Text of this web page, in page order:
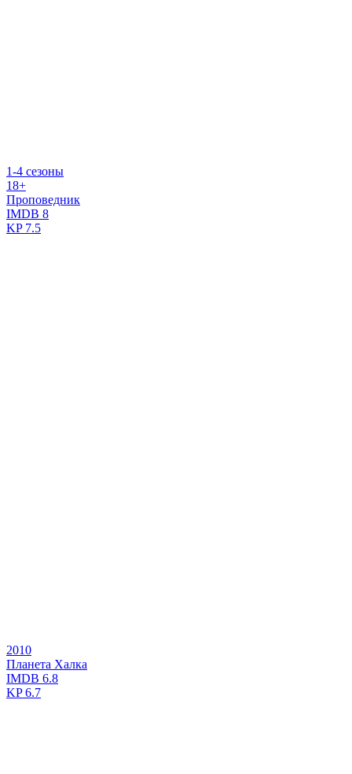
1-4 сезоны
18+
Проповедник
IMDB 8
KP7.5
2010
Планета Халка
IMDB 6.8
KP6.7